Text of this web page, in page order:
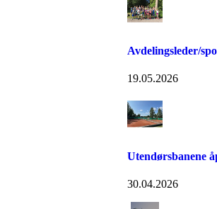
Avdelingsleder/
19.05.2026
Utendørsbanene
30.04.2026